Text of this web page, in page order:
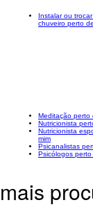
Instalar ou
chuveiro perto
Meditação perto
Nutricionista
Nutricionista
mim
Psicanalistas
Psicólogos perto
mais